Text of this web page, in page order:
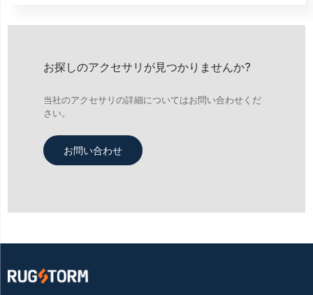
お探しのアクセサリが見つかりませんか?
当社のアクセサリの詳細についてはお問い合わせくだ
さい。
お問い合わせ